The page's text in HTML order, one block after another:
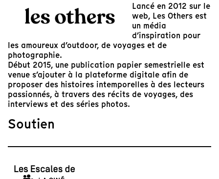
Lancé en 2012 sur le
web, Les Others est
un média
d’inspiration pour
les amoureux d’outdoor, de voyages et de
photographie.
Début 2015, une publication papier semestrielle est
venue s’ajouter à la plateforme digitale afin de
proposer des histoires intemporelles à des lecteurs
passionnés, à travers des récits de voyages, des
interviews et des séries photos.
Soutien